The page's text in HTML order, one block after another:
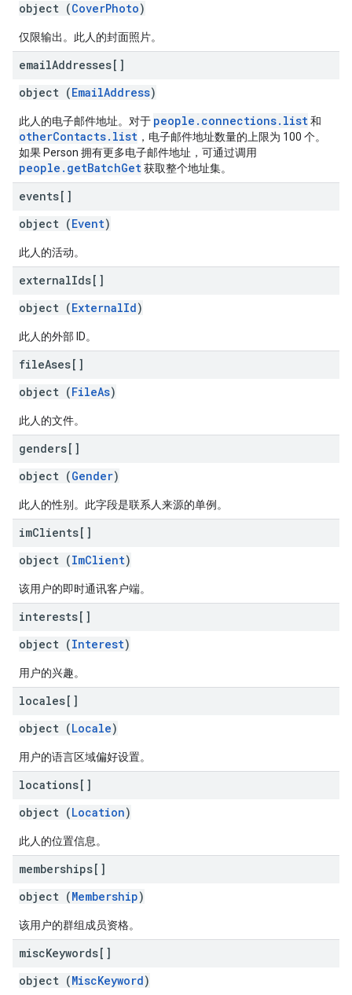
object (CoverPhoto)
仅限输出。此人的封面照片。
emailAddresses[]
object (EmailAddress)
此人的电子邮件地址。对于 people.connections.list和
otherContacts.list ，电子邮件地址数量的上限为 100 个。
如果 Person 拥有更多电子邮件地址，可通过调用
people.getBatchGet获取整个地址集。
events[]
object (Event)
此人的活动。
externalIds[]
object (ExternalId)
此人的外部 ID。
fileAses[]
object (FileAs)
此人的文件。
genders[]
object (Gender)
此人的性别。此字段是联系人来源的单例。
imClients[]
object (ImClient)
该用户的即时通讯客户端。
interests[]
object (Interest)
用户的兴趣。
locales[]
object (Locale)
用户的语言区域偏好设置。
locations[]
object (Location)
此人的位置信息。
memberships[]
object (Membership)
该用户的群组成员资格。
miscKeywords[]
object (MiscKeyword)